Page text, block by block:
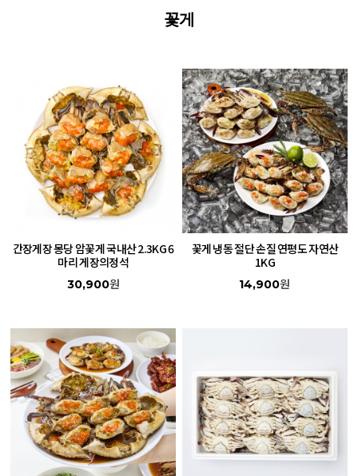
꽃게
간장게장 몽당 암꽃게 국내산 2.3KG 6
마리 게장의정석
30,900원
꽃게 냉동 절단 손질 연평도 자연산
1KG
14,900원